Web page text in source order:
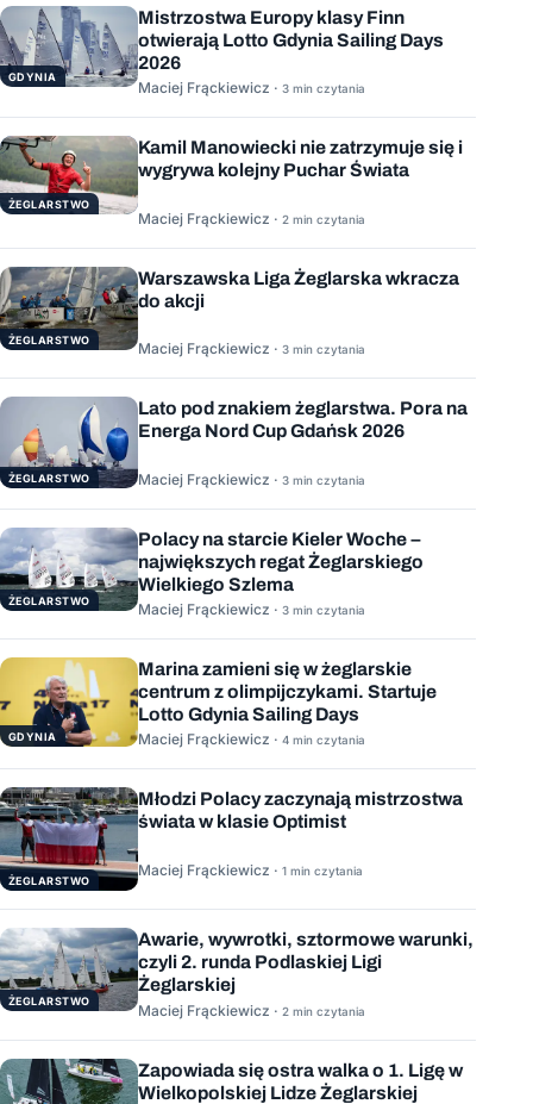
GDYNIA
Mistrzostwa Europy klasy Finn
otwierają Lotto Gdynia Sailing Days
2026
Maciej Frąckiewicz · 3 min czytania
ŻEGLARSTWO
Kamil Manowiecki nie zatrzymuje się i
wygrywa kolejny Puchar Świata
Maciej Frąckiewicz · 2 min czytania
ŻEGLARSTWO
Warszawska Liga Żeglarska wkracza
do akcji
Maciej Frąckiewicz · 3 min czytania
ŻEGLARSTWO
Lato pod znakiem żeglarstwa. Pora na
Energa Nord Cup Gdańsk 2026
Maciej Frąckiewicz · 3 min czytania
ŻEGLARSTWO
Polacy na starcie Kieler Woche –
największych regat Żeglarskiego
Wielkiego Szlema
Maciej Frąckiewicz · 3 min czytania
GDYNIA
Marina zamieni się w żeglarskie
centrum z olimpijczykami. Startuje
Lotto Gdynia Sailing Days
Maciej Frąckiewicz · 4 min czytania
ŻEGLARSTWO
Młodzi Polacy zaczynają mistrzostwa
świata w klasie Optimist
Maciej Frąckiewicz · 1 min czytania
ŻEGLARSTWO
Awarie, wywrotki, sztormowe warunki,
czyli 2. runda Podlaskiej Ligi
Żeglarskiej
Maciej Frąckiewicz · 2 min czytania
Zapowiada się ostra walka o 1. Ligę w
Wielkopolskiej Lidze Żeglarskiej